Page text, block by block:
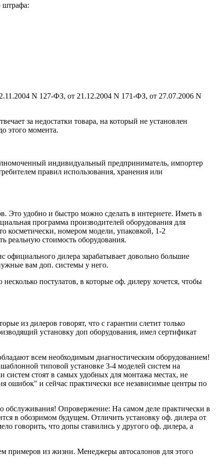
штрафа:
N 127-ФЗ, от 21.12.2004 N 171-ФЗ, от 27.07.2006 N
за недостатки товара, на который не установлен
этого момента.
индивидуальный предприниматель, импортер
правил использования, хранения или
Это удобно и быстро можно сделать в интернете. Иметь в
программа производителей оборудования для
косметически, номером модели, упаковкой, 1-2
стоимость оборудования.
официального дилера зарабатывает довольно большие
вам доп. системы у него.
постулатов, в которые оф. дилеру хочется, чтобы
из дилеров говорят, что с гарантии слетит только
установку доп оборудования, имел сертификат
всем необходимым диагностическим оборудованием!
типовой установке 3-4 моделей систем на
систем стоят в самых удобных для монтажа местах, не
ошибок" и сейчас практически все независимые центры по
обслуживания! Опровержение: На самом деле практически в
в обозримом будущем. Отличить установку оф. дилера от
говорить, что допы ставились у другого оф. дилера, а
примеров из жизни. Менеджеры автосалонов для этого